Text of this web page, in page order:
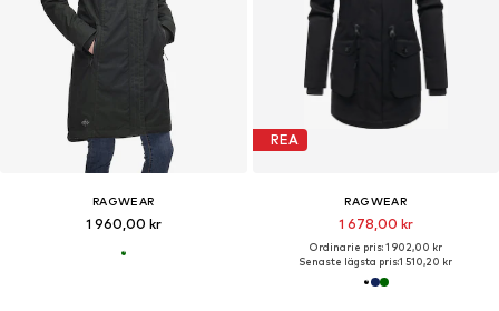
RAGWEAR
1 960,00 kr
REA
RAGWEAR
1 678,00 kr
Ordinarie pris: 1 902,00 kr
Senaste lägsta pris:1 510,20 kr